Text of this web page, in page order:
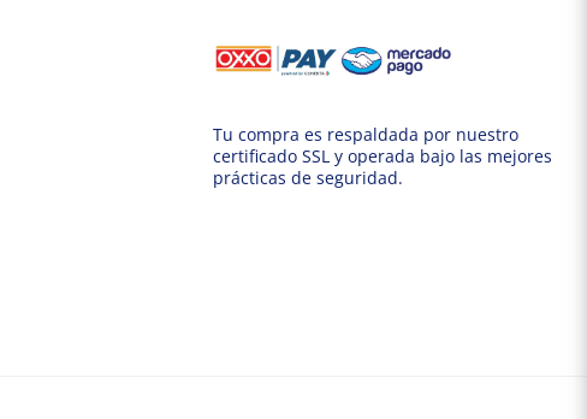
Tu compra es respaldada por nuestro
certificado SSL y operada bajo las mejores
prácticas de seguridad.